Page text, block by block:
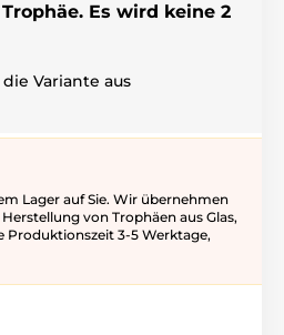
Es wird keine 2
Variante aus
Lager auf Sie. Wir übernehmen
von Trophäen aus Glas,
Produktionszeit 3-5 ​​Werktage,